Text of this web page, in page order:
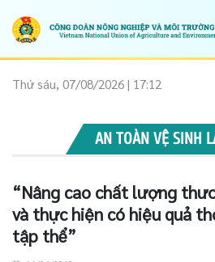
Thứ sáu, 07/08/2026 | 17:12
AN TOÀN VỆ SINH
“Nâng cao chất lượng
và thực hiện có hiệu quả
tập thể”